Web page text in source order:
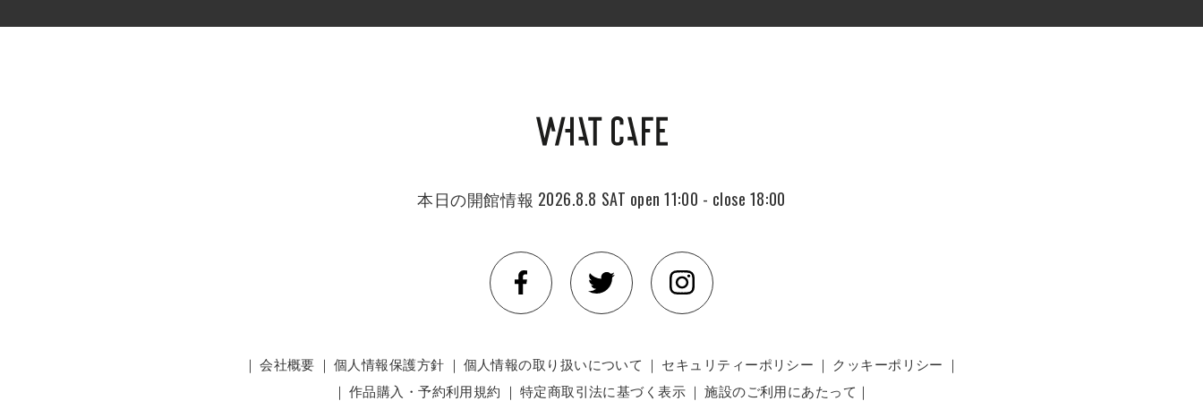
本日の開館情報 2026.8.8 SAT open 11:00 - close 18:00
｜会社概要 ｜ 個人情報保護方針 ｜ 個人情報の取り扱いについて ｜ セキュリティーポリシー ｜ クッキーポリシー ｜
｜ 作品購入・予約利用規約 ｜ 特定商取引法に基づく表示 ｜施設のご利用にあたって ｜